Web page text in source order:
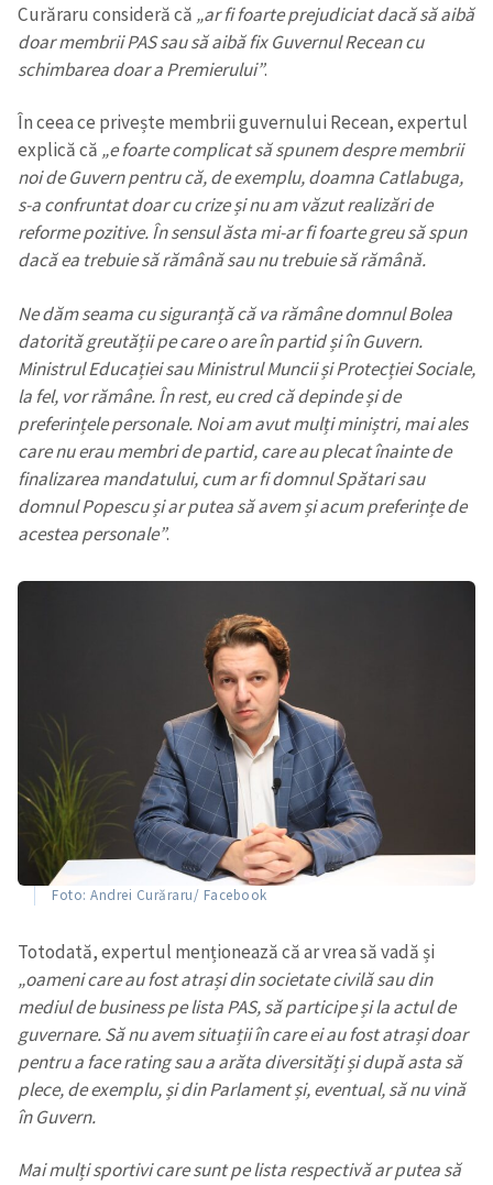
Curăraru consideră că „ar fi foarte prejudiciat dacă să aibă
doar membrii PAS sau să aibă fix Guvernul Recean cu
schimbarea doar a Premierului”.
În ceea ce privește membrii guvernului Recean, expertul
explică că „e foarte complicat să spunem despre membrii
noi de Guvern pentru că, de exemplu, doamna Catlabuga,
s-a confruntat doar cu crize și nu am văzut realizări de
reforme pozitive. În sensul ăsta mi-ar fi foarte greu să spun
dacă ea trebuie să rămână sau nu trebuie să rămână.
Ne dăm seama cu siguranță că va rămâne domnul Bolea
datorită greutății pe care o are în partid și în Guvern.
Ministrul Educației sau Ministrul Muncii și Protecției Sociale,
la fel, vor rămâne. În rest, eu cred că depinde și de
preferințele personale. Noi am avut mulți miniștri, mai ales
care nu erau membri de partid, care au plecat înainte de
finalizarea mandatului, cum ar fi domnul Spătari sau
domnul Popescu și ar putea să avem și acum preferințe de
acestea personale”.
Foto: Andrei Curăraru/ Facebook
Totodată, expertul menționează că ar vrea să vadă și
„oameni care au fost atrași din societate civilă sau din
mediul de business pe lista PAS, să participe și la actul de
guvernare. Să nu avem situații în care ei au fost atrași doar
pentru a face rating sau a arăta diversități și după asta să
plece, de exemplu, și din Parlament și, eventual, să nu vină
în Guvern.
Mai mulți sportivi care sunt pe lista respectivă ar putea să